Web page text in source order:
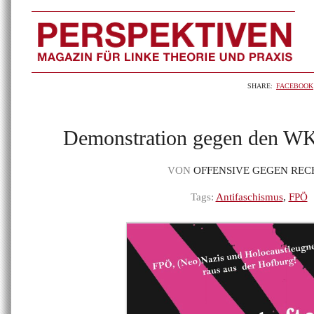
FACEBOOK
SHARE:
Demonstration gegen den
VON OFFENSIVE GEGEN
Tags: Antifaschismus, FPÖ